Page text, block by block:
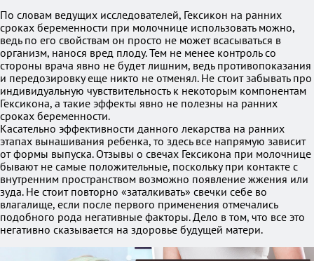
По словам ведущих исследователей, Гексикон на ранних
сроках беременности при молочнице использовать можно,
ведь по его свойствам он просто не может всасываться в
организм, нанося вред плоду. Тем не менее контроль со
стороны врача явно не будет лишним, ведь противопоказания
и передозировку еще никто не отменял. Не стоит забывать про
индивидуальную чувствительность к некоторым компонентам
Гексикона, а такие эффекты явно не полезны на ранних
сроках беременности.
Касательно эффективности данного лекарства на ранних
этапах вынашивания ребенка, то здесь все напрямую зависит
от формы выпуска. Отзывы о свечах Гексикона при молочнице
бывают не самые положительные, поскольку при контакте с
внутренним пространством возможно появление жжения или
зуда. Не стоит повторно «заталкивать» свечки себе во
влагалище, если после первого применения отмечались
подобного рода негативные факторы. Дело в том, что все это
негативно сказывается на здоровье будущей матери.